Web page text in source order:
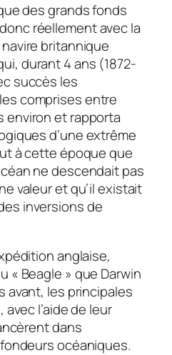
des grands fonds
réellement avec la
britannique
durant 4 ans (1872-
succès les
comprises entre
environ et rapporta
d’une extrême
à cette époque que
ne descendait pas
valeur et qu’il existait
inversions de
anglaise,
« Beagle » que Darwin
avant, les principales
l’aide de leur
dans
océaniques.